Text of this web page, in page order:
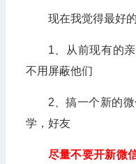
现在我觉得最好
1、从前现有的
不用屏蔽他们
2、搞一个新的
学，好友
尽量不要开新微